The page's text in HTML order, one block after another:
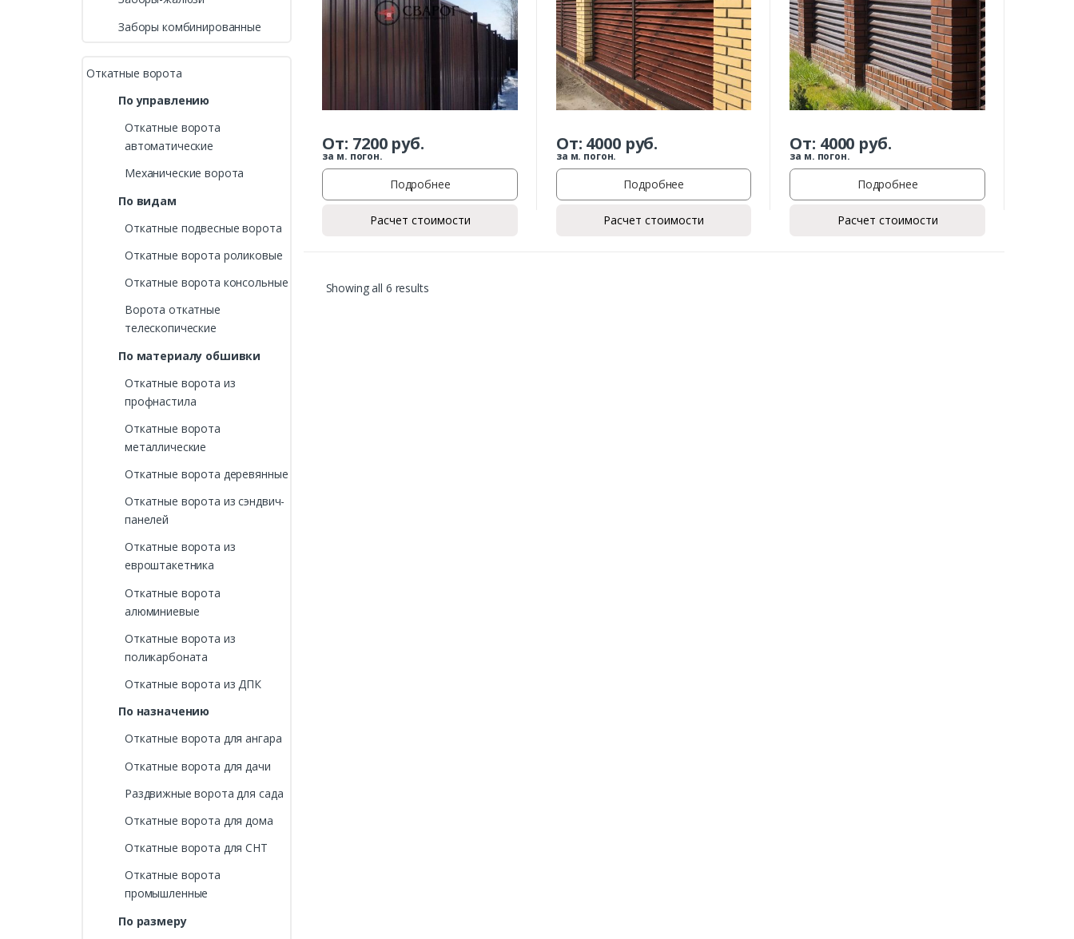
От: 7200руб.
за м. погон.
Подробнее
Расчет стоимости
От: 4000руб.
за м. погон.
Подробнее
Расчет стоимости
От: 4000 руб.
за м. погон.
Подробнее
Расчет стоимости
Showing all 6 results
Заборы комбинированные
Откатные ворота
По управлению
Откатные ворота
автоматические
Механические ворота
По видам
Откатные подвесные ворота
Откатные ворота роликовые
Откатные ворота консольные
Ворота откатные
телескопические
По материалу обшивки
Откатные ворота из
профнастила
Откатные ворота
металлические
Откатные ворота деревянные
Откатные ворота из сэндвич-
панелей
Откатные ворота из
евроштакетника
Откатные ворота
алюминиевые
Откатные ворота из
поликарбоната
Откатные ворота из ДПК
По назначению
Откатные ворота для ангара
Откатные ворота для дачи
Раздвижные ворота для сада
Откатные ворота для дома
Откатные ворота для СНТ
Откатные ворота
промышленные
По размеру